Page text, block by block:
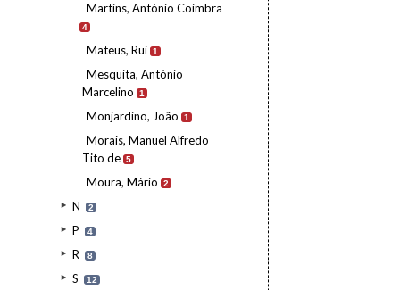
Martins, António Coimbra
4
Mateus, Rui 1
Mesquita, António
Marcelino
1
Monjardino, João 1
Morais, Manuel Alfredo
Tito de 5
Moura, Mário 2
N 2
P 4
R 8
S 12